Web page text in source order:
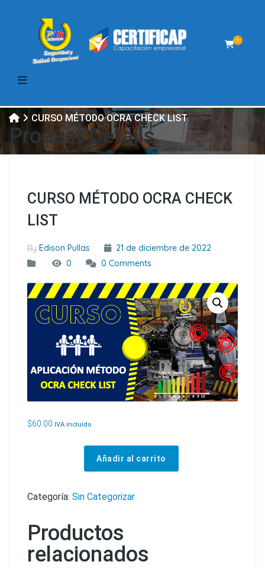
0
CURSO MÉTODO OCRA CHECK LIST
Product Details
CURSO MÉTODO OCRA CHECK
LIST
By Edison Pullas
21 de diciembre de 2022
0
0 Comments
$60.00 IVA incluido
Añadir al carrito
Categoría: Sin Categorizar
Productos
relacionados